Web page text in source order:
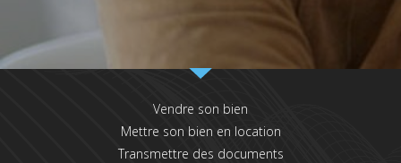
Vendre son bien
Mettre son bien en location
Transmettre des documents